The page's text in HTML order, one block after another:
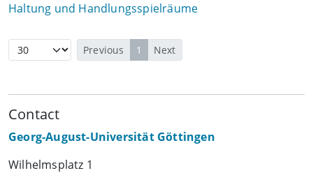
Haltung und Handlungsspielräume
Previous 1 Next
Contact
Georg-August-Universität Göttingen
Wilhelmsplatz 1